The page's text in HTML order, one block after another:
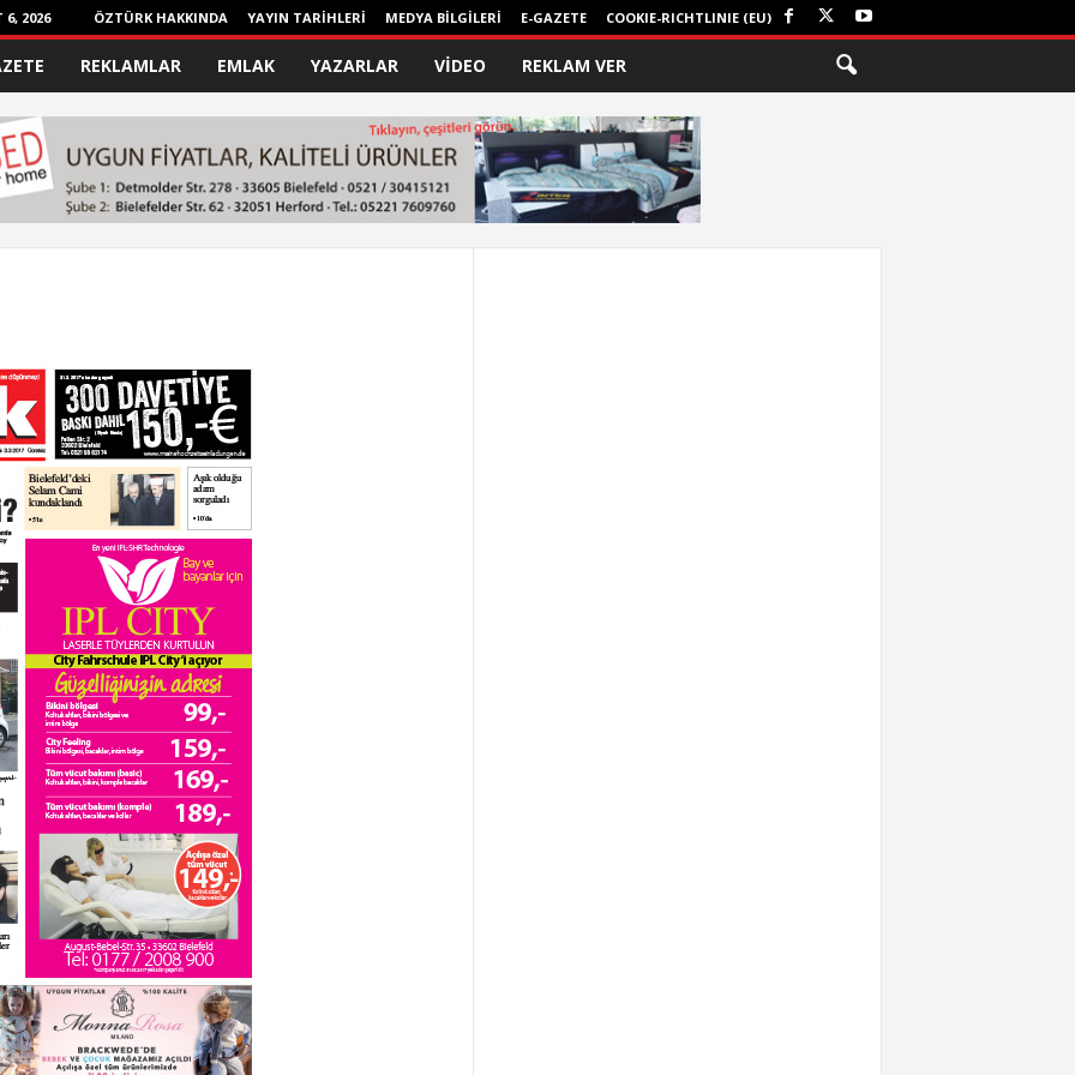
6, 2026 ÖZTÜRK HAKKINDA YAYIN TARİHLERİ MEDYA BİLGİLERİ E-GAZETE COOKIE-RICHTLINIE (EU)
REKLAMLAR EMLAK YAZARLAR VİDEO REKLAM VER